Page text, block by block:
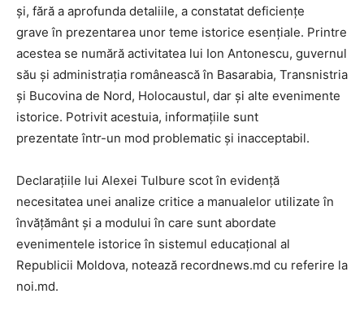
și, fără a aprofunda detaliile, a constatat deficiențe
grave în prezentarea unor teme istorice esențiale. Printre
acestea se numără activitatea lui Ion Antonescu, guvernul
său și administrația românească în Basarabia, Transnistria
și Bucovina de Nord, Holocaustul, dar și alte evenimente
istorice. Potrivit acestuia, informațiile sunt
prezentate într-un mod problematic și inacceptabil.
Declarațiile lui Alexei Tulbure scot în evidență
necesitatea unei analize critice a manualelor utilizate în
învățământ și a modului în care sunt abordate
evenimentele istorice în sistemul educațional al
Republicii Moldova, notează recordnews.md cu referire la
noi.md.